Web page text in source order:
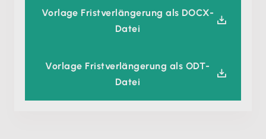
Vorlage Fristverlängerung als DOCX-
Datei
Vorlage Fristverlängerung als ODT-
Datei